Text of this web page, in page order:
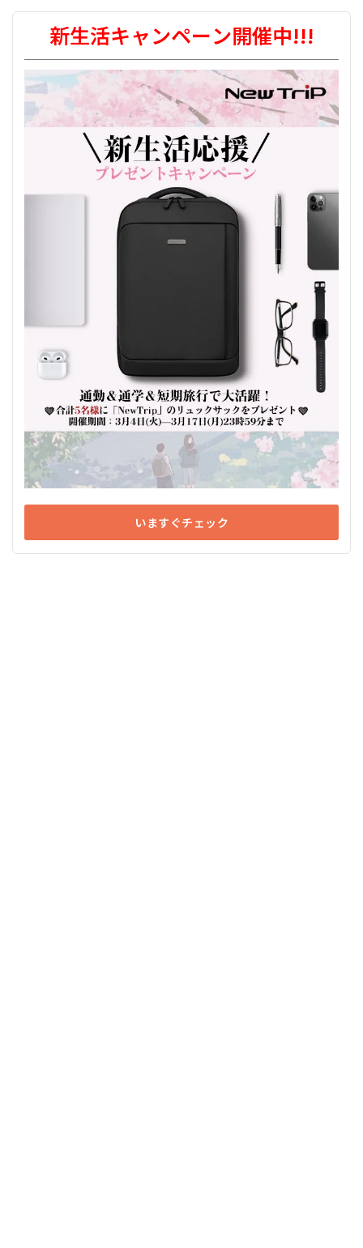
って感じです。
換パーツを頼むのが確実ですね。無理やり直そうと
すると、他の部分を傷つけちゃうリスクもあるので
注意！
ら、キャスター自体が摩耗してる可能性も。
メーカーによっては静音タイプの交換パーツがある
ので、問い合わせてみるのもアリです。
たまに回して異音やガタつきがないかチェックする
のも大事です。
長持ちさせたいなら、使わない時はカバーに入れて
保管すると、
キャスターにホコリがたまらなくて済
みますよ。
新生活キャンペーン開催中!!!
いますぐチェック